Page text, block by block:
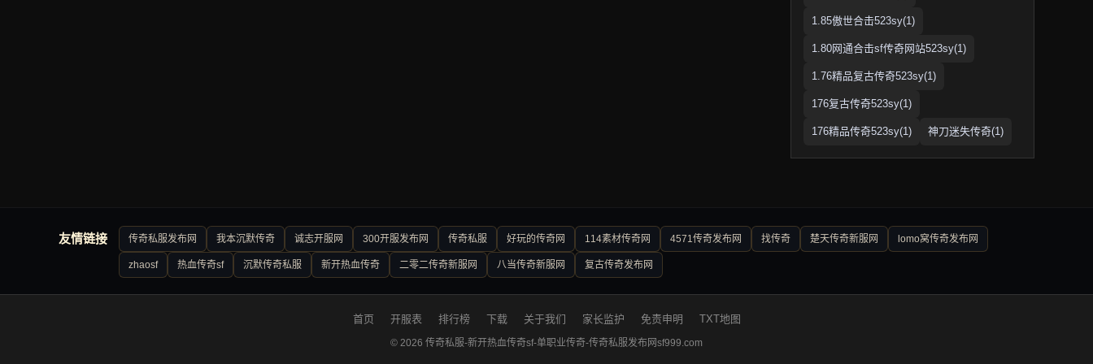
1.85傲世合击523sy(1)
1.80网通合击sf传奇网站523sy(1)
1.76精品复古传奇523sy(1)
176复古传奇523sy(1)
176精品传奇523sy(1) 神刀迷失传奇(1)
友情链接 传奇私服发布网 我本沉默传奇 诚志开服网 300开服发布网 传奇私服 好玩的传奇网 114素材传奇网 4571传奇发布网 找传奇 楚天传奇新服网 lomo窝传奇发布网
zhaosf 热血传奇sf 沉默传奇私服 新开热血传奇 二零二传奇新服网 八当传奇新服网 复古传奇发布网
首页 开服表 排行榜 下载 关于我们 家长监护 免责申明 TXT地图
© 2026 传奇私服-新开热血传奇sf-单职业传奇-传奇私服发布网sf999.com